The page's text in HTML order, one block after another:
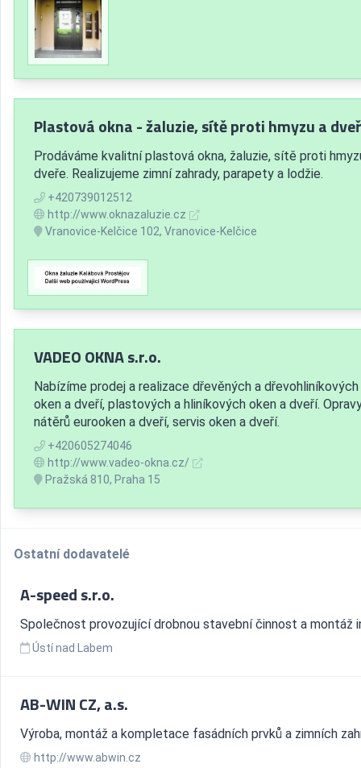
Plastová okna - žaluzie, sítě proti hmyzu a
Prodáváme kvalitní plastová okna, žaluzie, sítě proti
dveře. Realizujeme zimní zahrady, parapety a lodžie.
+420739012512
http://www.oknazaluzie.cz
Vranovice-Kelčice 102, Vranovice-Kelčice
VADEO OKNA s.r.o.
Nabízíme prodej a realizace dřevěných a dřevohliníkových
oken a dveří, plastových a hliníkových oken a dveří.
nátěrů eurooken a dveří, servis oken a dveří.
+420605274046
http://www.vadeo-okna.cz/
Pražská 810, Praha 15
Ostatní dodavatelé
A-speed s.r.o.
Společnost provozující drobnou stavební činnost a montáž
Ústí nad Labem
AB-WIN CZ, a.s.
Výroba, montáž a kompletace fasádních prvků a zimních
http://www.abwin.cz